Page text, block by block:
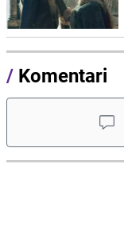
/ Komentari